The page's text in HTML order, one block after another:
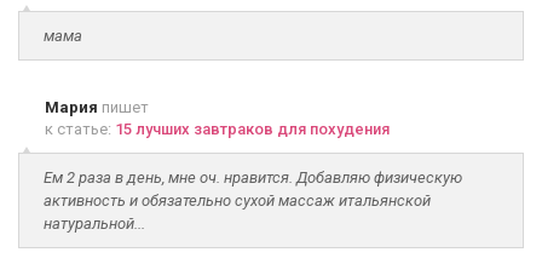
мама
Мария пишет
к статье: 15 лучших завтраков для похудения
Ем 2 раза в день, мне оч. нравится. Добавляю физическую
активность и обязательно сухой массаж итальянской
натуральной...